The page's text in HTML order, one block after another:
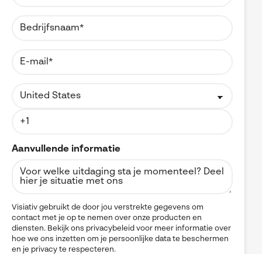
Aanvullende informatie
Visiativ gebruikt de door jou verstrekte gegevens om
contact met je op te nemen over onze producten en
diensten. Bekijk ons privacybeleid voor meer informatie over
hoe we ons inzetten om je persoonlijke data te beschermen
en je privacy te respecteren.